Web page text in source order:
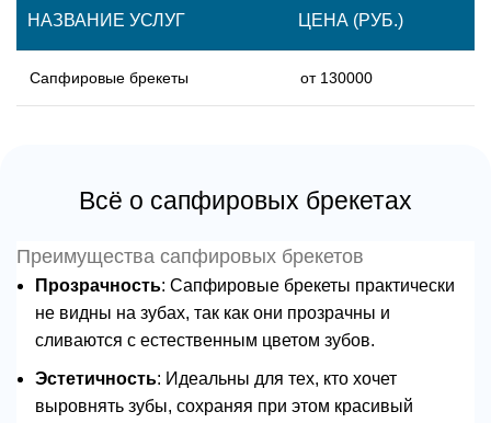
НАЗВАНИЕ УСЛУГ ЦЕНА (РУБ.)
Сапфировые брекеты от 130000
Всё о сапфировых брекетах
Преимущества сапфировых брекетов
Прозрачность: Сапфировые брекеты практически
не видны на зубах, так как они прозрачны и
сливаются с естественным цветом зубов.
Эстетичность: Идеальны для тех, кто хочет
выровнять зубы, сохраняя при этом красивый